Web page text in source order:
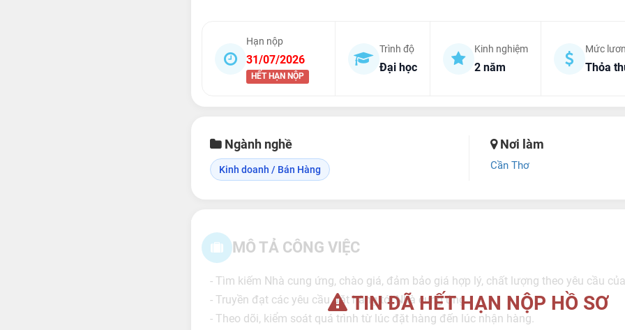
Hạn nộp
31/07/2026
HẾT HẠN NỘP
Trình độ
Đại học
Kinh nghiệm
2 năm
Mức
Thỏa
Ngành nghề
Kinh doanh / Bán Hàng
Nơi làm
Cần Thơ
TIN ĐÃ HẾT HẠN NỘP HỒ SƠ
MÔ TẢ CÔNG VIỆC
- Tìm kiếm Nhà cung ứng, chào giá, đảm bảo giá hợp lý, chất lượng theo yêu cầu
- Truyền đạt các yêu cầu đặt hàng tới Nhà cung ứng.
- Theo dõi, kiểm soát quá trình từ lúc đặt hàng đến lúc nhận hàng.